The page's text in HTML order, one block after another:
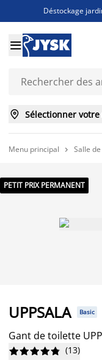
Déstockage
Jusqu'à
Découvrez

 Sélectionner votre
Menu principal  Salle
PETIT PRIX PERMANENT
UPPSALA Basic
Gant de toilette





 (13)